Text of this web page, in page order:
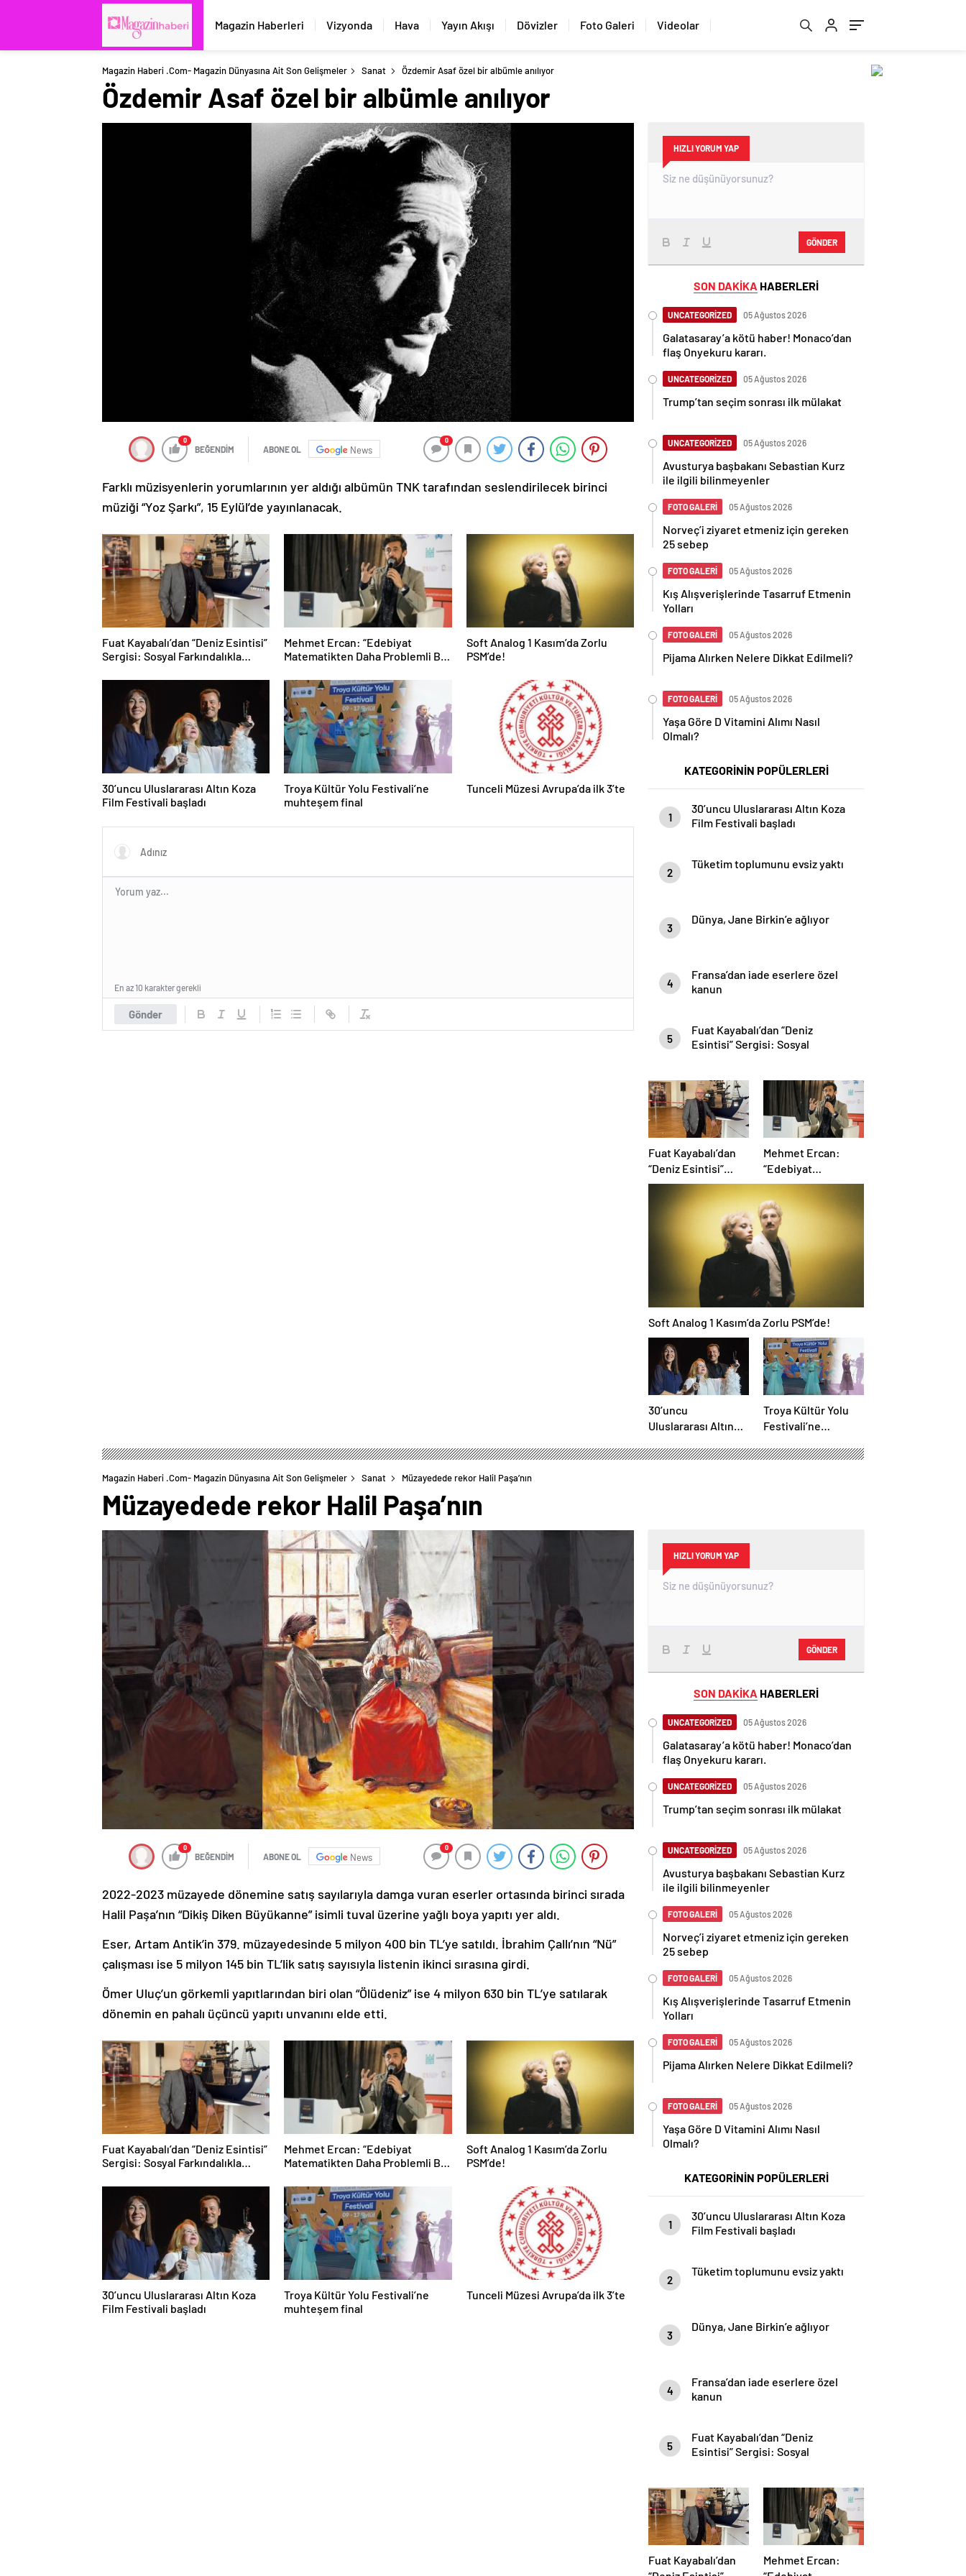
Magazin Haberleri Vizyonda Hava Yayın Akışı Dövizler Foto Galeri Videolar
Magazin Haberi .com- Magazin Dünyasına Ait Son Gelişmeler Sanat Özdemir Asaf özel bir albümle anılıyor
Özdemir Asaf özel bir albümle anılıyor
0
BEĞENDİM ABONE OL News
0
Farklı müzisyenlerin yorumlarının yer aldığı albümün TNK tarafından seslendirilecek birinci
müziği “Yoz Şarkı”, 15 Eylül’de yayınlanacak.
Fuat Kayabalı’dan “Deniz Esintisi”
Sergisi: Sosyal Farkındalıkla
Mehmet Ercan: “Edebiyat
Matematikten Daha Problemli Bir
Soft Analog 1 Kasım’da Zorlu
PSM’de!
30’uncu Uluslararası Altın Koza
Film Festivali başladı
Troya Kültür Yolu Festivali’ne
muhteşem final
Tunceli Müzesi Avrupa’da ilk 3’te
Gönder
En az 10 karakter gerekli
HIZLI YORUM YAP
GÖNDER
SON DAKİKA HABERLERİ
UNCATEGORİZED 05 Ağustos 2026
Galatasaray’a kötü haber! Monaco’dan
flaş Onyekuru kararı.
UNCATEGORİZED 05 Ağustos 2026
Trump’tan seçim sonrası ilk mülakat
UNCATEGORİZED 05 Ağustos 2026
Avusturya başbakanı Sebastian Kurz
ile ilgili bilinmeyenler
FOTO GALERİ 05 Ağustos 2026
Norveç’i ziyaret etmeniz için gereken
25 sebep
FOTO GALERİ 05 Ağustos 2026
Kış Alışverişlerinde Tasarruf Etmenin
Yolları
FOTO GALERİ 05 Ağustos 2026
Pijama Alırken Nelere Dikkat Edilmeli?
FOTO GALERİ 05 Ağustos 2026
Yaşa Göre D Vitamini Alımı Nasıl
Olmalı?
KATEGORİNİN POPÜLERLERİ
1
30’uncu Uluslararası Altın Koza
Film Festivali başladı
2
Tüketim toplumunu evsiz yaktı
3
Dünya, Jane Birkin’e ağlıyor
4
Fransa’dan iade eserlere özel
kanun
5
Fuat Kayabalı’dan “Deniz
Esintisi” Sergisi: Sosyal
Fuat Kayabalı’dan
“Deniz Esintisi”
Sergisi: Sosyal
Farkındalıkla Sanat
Mehmet Ercan:
“Edebiyat
Matematikten Daha
Problemli Bir
Mesele”
Soft Analog 1 Kasım’da Zorlu PSM’de!
30’uncu
Uluslararası Altın
başladı
Troya Kültür Yolu
Festivali’ne
Magazin Haberi .com- Magazin Dünyasına Ait Son Gelişmeler Sanat Müzayedede rekor Halil Paşa’nın
Müzayedede rekor Halil Paşa’nın
0
BEĞENDİM ABONE OL News
0
2022-2023 müzayede dönemine satış sayılarıyla damga vuran eserler ortasında birinci sırada
Halil Paşa’nın “Dikiş Diken Büyükanne” isimli tuval üzerine yağlı boya yapıtı yer aldı.
Eser, Artam Antik’in 379. müzayedesinde 5 milyon 400 bin TL’ye satıldı. İbrahim Çallı’nın “Nü”
çalışması ise 5 milyon 145 bin TL’lik satış sayısıyla listenin ikinci sırasına girdi.
Ömer Uluç’un görkemli yapıtlarından biri olan “Ölüdeniz” ise 4 milyon 630 bin TL’ye satılarak
dönemin en pahalı üçüncü yapıtı unvanını elde etti.
Fuat Kayabalı’dan “Deniz Esintisi”
Sergisi: Sosyal Farkındalıkla
Mehmet Ercan: “Edebiyat
Matematikten Daha Problemli Bir
Soft Analog 1 Kasım’da Zorlu
PSM’de!
30’uncu Uluslararası Altın Koza
Film Festivali başladı
Troya Kültür Yolu Festivali’ne
muhteşem final
Tunceli Müzesi Avrupa’da ilk 3’te
HIZLI YORUM YAP
GÖNDER
SON DAKİKA HABERLERİ
UNCATEGORİZED 05 Ağustos 2026
Galatasaray’a kötü haber! Monaco’dan
flaş Onyekuru kararı.
UNCATEGORİZED 05 Ağustos 2026
Trump’tan seçim sonrası ilk mülakat
UNCATEGORİZED 05 Ağustos 2026
Avusturya başbakanı Sebastian Kurz
ile ilgili bilinmeyenler
FOTO GALERİ 05 Ağustos 2026
Norveç’i ziyaret etmeniz için gereken
25 sebep
FOTO GALERİ 05 Ağustos 2026
Kış Alışverişlerinde Tasarruf Etmenin
Yolları
FOTO GALERİ 05 Ağustos 2026
Pijama Alırken Nelere Dikkat Edilmeli?
FOTO GALERİ 05 Ağustos 2026
Yaşa Göre D Vitamini Alımı Nasıl
Olmalı?
KATEGORİNİN POPÜLERLERİ
1
30’uncu Uluslararası Altın Koza
Film Festivali başladı
2
Tüketim toplumunu evsiz yaktı
3
Dünya, Jane Birkin’e ağlıyor
4
Fransa’dan iade eserlere özel
kanun
5
Fuat Kayabalı’dan “Deniz
Esintisi” Sergisi: Sosyal
Fuat Kayabalı’dan
Mehmet Ercan: